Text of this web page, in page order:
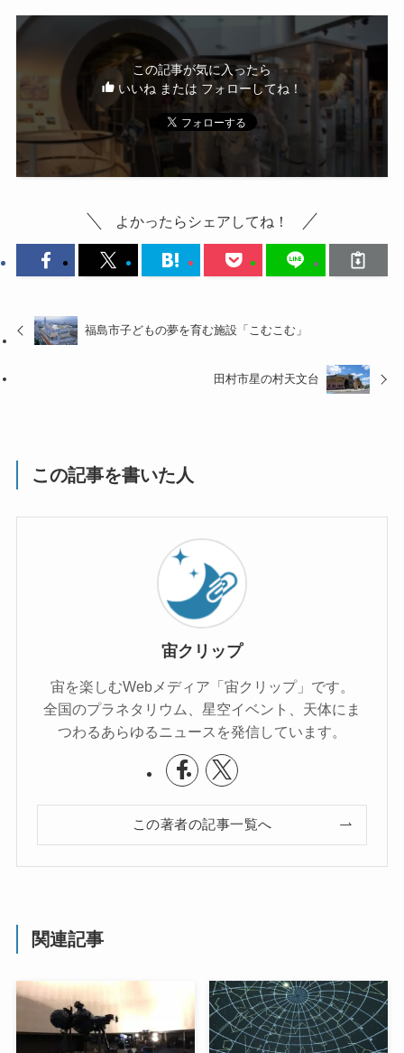
この記事が気に入ったら
いいね または フォローしてね！
よかったらシェアしてね！
福島市子どもの夢を育む施設「こむこむ」
田村市星の村天文台
この記事を書いた人
宙クリップ
宙を楽しむWebメディア「宙クリップ」です。
全国のプラネタリウム、星空イベント、天体にま
つわるあらゆるニュースを発信しています。
この著者の記事一覧へ
関連記事